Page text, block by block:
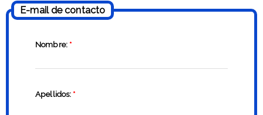
E-mail de contacto
Nombre: *
Apellidos: *